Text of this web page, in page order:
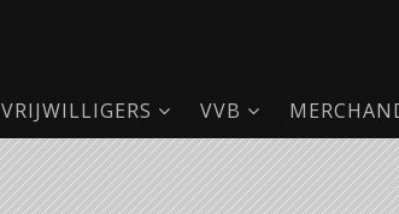
VRIJWILLIGERS VVB